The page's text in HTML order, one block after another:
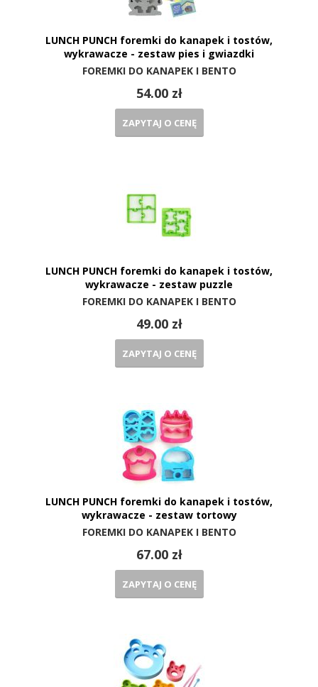
LUNCH PUNCH foremki do kanapek i tostów,
wykrawacze - zestaw pies i gwiazdki
FOREMKI DO KANAPEK I BENTO
54.00 zł
ZAPYTAJ O CENĘ
LUNCH PUNCH foremki do kanapek i tostów,
wykrawacze - zestaw puzzle
FOREMKI DO KANAPEK I BENTO
49.00 zł
ZAPYTAJ O CENĘ
LUNCH PUNCH foremki do kanapek i tostów,
wykrawacze - zestaw tortowy
FOREMKI DO KANAPEK I BENTO
67.00 zł
ZAPYTAJ O CENĘ